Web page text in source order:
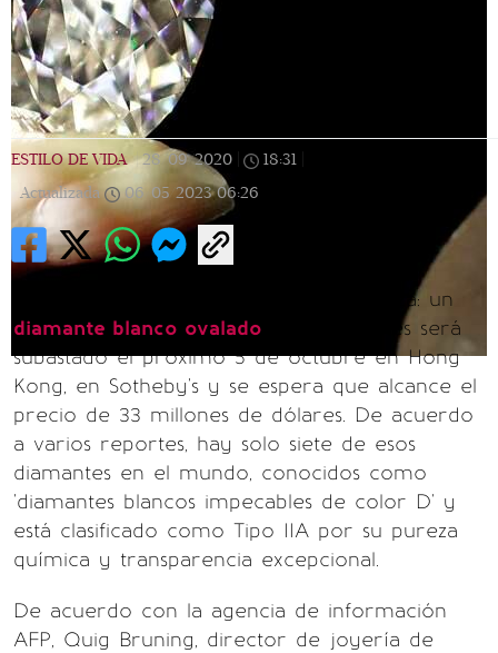
ESTILO DE VIDA | 28/09/2020 18:31
Actualizada
06/05/2023 06:26
Nadie podía creer su majestuosa belleza: un
diamante blanco ovalado
de 102 quilates será
subastado el próximo 5 de octubre en Hong
Kong, en Sotheby's y se espera que alcance el
precio de 33 millones de dólares. De acuerdo
a varios reportes, hay solo siete de esos
diamantes en el mundo, conocidos como
'diamantes blancos impecables de color D' y
está clasificado como Tipo IIA por su pureza
química y transparencia excepcional.
De acuerdo con la agencia de información
AFP, Quig Bruning, director de joyería de